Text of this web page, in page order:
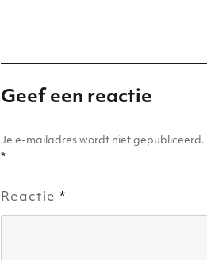
k
Geef een reactie
Je e-mailadres wordt niet gepubliceerd.
*
Reactie*